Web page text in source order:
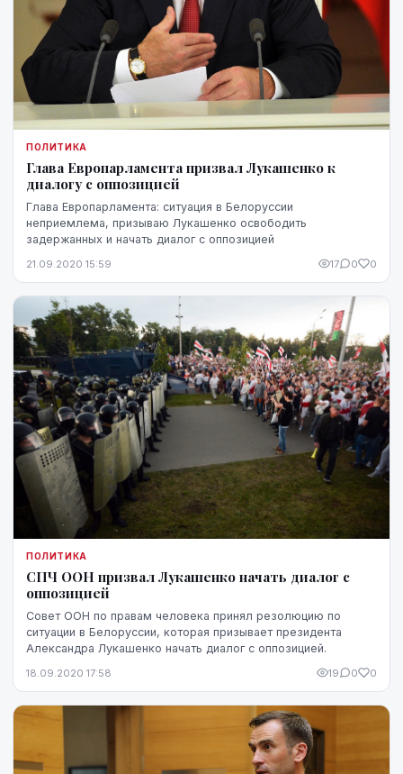
ПОЛИТИКА
Глава Европарламента призвал Лукашенко к
диалогу с оппозицией
Глава Европарламента: ситуация в Белоруссии
неприемлема, призываю Лукашенко освободить
задержанных и начать диалог с оппозицией
21.09.2020 15:59 17 0 0
ПОЛИТИКА
СПЧ ООН призвал Лукашенко начать диалог с
оппозицией
Совет ООН по правам человека принял резолюцию по
ситуации в Белоруссии, которая призывает президента
Александра Лукашенко начать диалог с оппозицией.
18.09.2020 17:58 19 0 0